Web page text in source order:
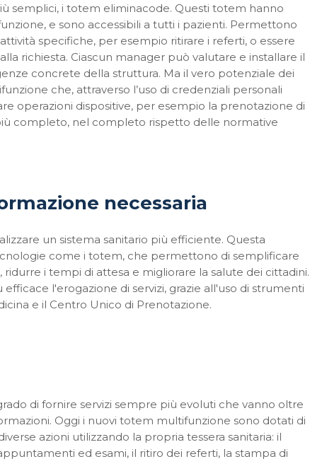
semplici, i totem eliminacode. Questi totem hanno
e sono accessibili a tutti i pazienti. Permettono
specifiche, per esempio ritirare i referti, o essere
richiesta. Ciascun manager può valutare e installare il
concrete della struttura. Ma il vero potenziale dei
che, attraverso l’uso di credenziali personali
operazioni dispositive, per esempio la prenotazione di
completo, nel completo rispetto delle normative
necessaria
un sistema sanitario più efficiente. Questa
come i totem, che permettono di semplificare
i tempi di attesa e migliorare la salute dei cittadini.
l'erogazione di servizi, grazie all'uso di strumenti
e il Centro Unico di Prenotazione.
di fornire servizi sempre più evoluti che vanno oltre
Oggi i nuovi totem multifunzione sono dotati di
azioni utilizzando la propria tessera sanitaria: il
ed esami, il ritiro dei referti, la stampa di